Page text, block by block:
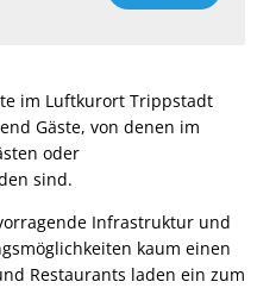
im Luftkurort Trippstadt
Gäste, von denen im
oder
sind.
Infrastruktur und
kaum einen
Restaurants laden ein zum